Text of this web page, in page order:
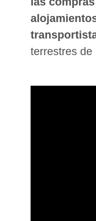
terrestres de